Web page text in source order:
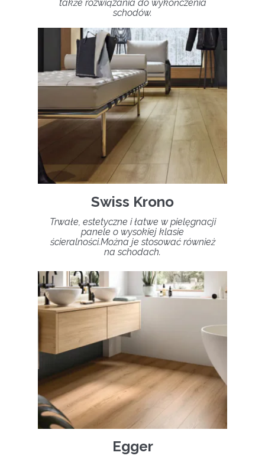
także rozwiązania do wykończenia
schodów.
Swiss Krono
Egger
Trwałe, estetyczne i łatwe w pielęgnacji
panele o wysokiej klasie
ścieralności.Można je stosować również
na schodach.